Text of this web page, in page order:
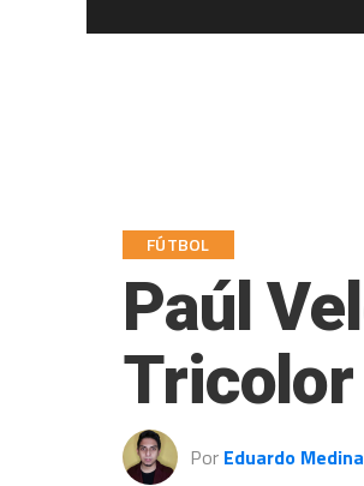
FÚTBOL
Paúl
Tricolor
Por Eduardo Medina